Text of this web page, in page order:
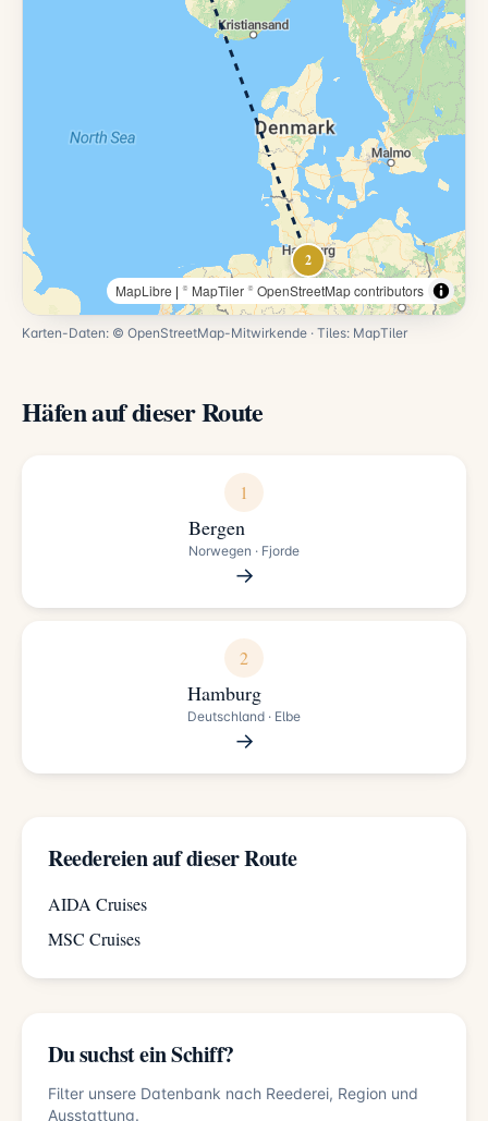
2
MapLibre | © MapTiler© OpenStreetMap contributors
Karten-Daten: © OpenStreetMap-Mitwirkende · Tiles: MapTiler
Häfen auf dieser Route
1
Bergen
Norwegen · Fjorde
→
2
Hamburg
Deutschland · Elbe
→
Reedereien auf dieser Route
AIDA Cruises
MSC Cruises
Du suchst ein Schiff?
Filter unsere Datenbank nach Reederei, Region und
Ausstattung.